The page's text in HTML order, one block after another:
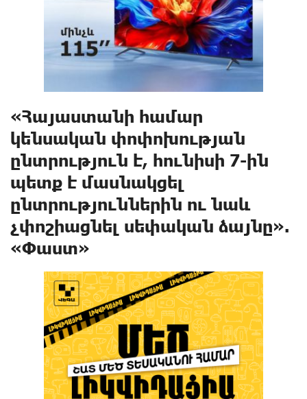
«Հայաստանի համար
կենսական փոփոխության
ընտրություն է, հունիսի 7-ին
պետք է մասնակցել
ընտրություններին ու նաև
չփոշիացնել սեփական ձայնը».
«Փաստ»